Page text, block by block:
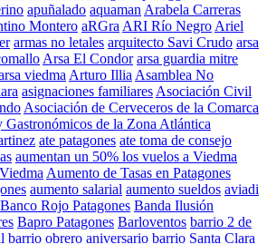
apuñalado aquaman Arabela Carreras
Montero aRGra ARI Río Negro Ariel
armas no letales arquitecto Savi Crudo arsa
Arsa El Condor arsa guardia mitre
viedma Arturo Illia Asamblea No
asignaciones familiares Asociación Civil
Asociación de Cerveceros de la Comarca
de la Zona Atlántica
ate patagones ate toma de consejo
aumentan un 50% los vuelos a Viedma
Aumento de Tasas en Patagones
aumento salarial aumento sueldos aviadi
Banco Rojo Patagones Banda Ilusión
Bapro Patagones Barloventos barrio 2 de
barrio obrero aniversario barrio Santa Clara